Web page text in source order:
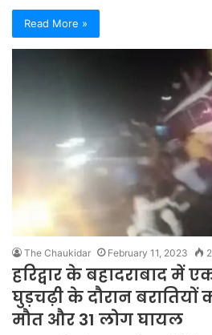
Read More »
The Chaukidar February 11, 2023 2
हरिद्वार के बहादराबाद में
घुड़चढ़ी के दौरान बरातियों
मौत और 31 लोग घायल